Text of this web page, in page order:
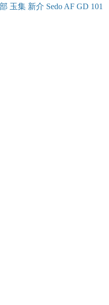
玉集 新介 Sedo AF GD 101